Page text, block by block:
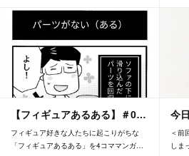
【フィギュアあるある】＃0…
フィギュア好きな人たちに起こりがちな
「フィギュアあるある」を4コママンガ…
今
＜前
しま